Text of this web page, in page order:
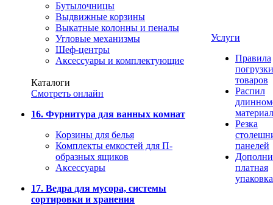
Бутылочницы
Выдвижные корзины
Выкатные колонны и пеналы
Угловые механизмы
Шеф-центры
Аксессуары и комплектующие
Каталоги
Смотреть онлайн
16. Фурнитура для ванных комнат
Корзины для белья
Комплекты емкостей для П-
образных ящиков
Аксессуары
17. Ведра для мусора, системы
сортировки и хранения
Услуги
Правила
погрузки
товаров
Распил
Резка
панелей
платная
упаковка